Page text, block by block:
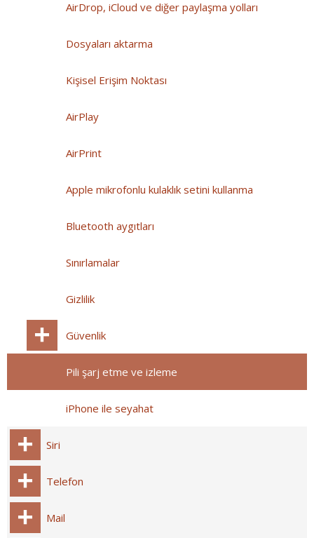
AirDrop, iCloud ve diğer paylaşma yolları
Dosyaları aktarma
Kişisel Erişim Noktası
AirPlay
AirPrint
Apple mikrofonlu kulaklık setini kullanma
Bluetooth aygıtları
Sınırlamalar
Gizlilik
Güvenlik
Pili şarj etme ve izleme
iPhone ile seyahat
Siri
Telefon
Mail